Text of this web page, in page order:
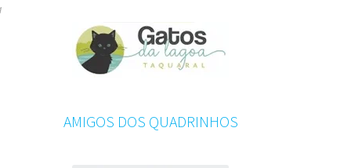
AMIGOS DOS QUADRINHOS